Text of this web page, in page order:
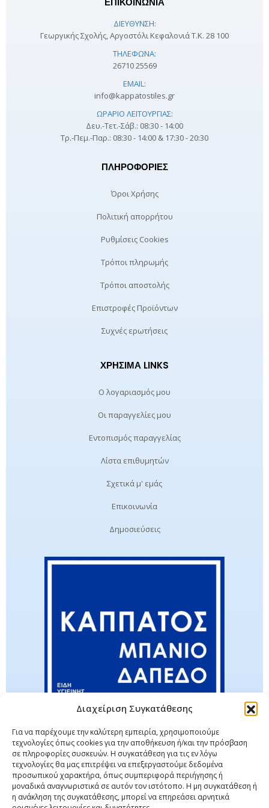
Διαχείριση Συγκατάθεσης
Για να παρέχουμε την καλύτερη εμπειρία, χρησιμοποιούμε
τεχνολογίες όπως cookies για την αποθήκευση ή/και την πρόσβαση
σε πληροφορίες συσκευών. Η συγκατάθεση για τις εν λόγω
τεχνολογίες θα μας επιτρέψει να επεξεργαστούμε δεδομένα
προσωπικού χαρακτήρα, όπως συμπεριφορά περιήγησης ή
μοναδικά αναγνωριστικά σε αυτόν τον ιστότοπο. Η μη συγκατάθεση ή
η ανάκληση της συγκατάθεσης, μπορεί να επηρεάσει αρνητικά
ΔΙΕΎΘΥΝΣΗ:
Γεωργικής Σχολής, Αργοστόλι Κεφαλονιά Τ.Κ. 28 100
ΤΗΛΈΦΩΝΑ:
26710 25569
EMAIL:
info@kappatostiles.gr
ΩΡΆΡΙΟ ΛΕΙΤΟΥΡΓΊΑΣ:
Δευ.-Τετ.-Σάβ.: 08:30 - 14:00
Τρ.-Πεμ.-Παρ.: 08:30 - 14:00 & 17:30 - 20:30
ΠΛΗΡΟΦΟΡΊΕΣ
Όροι Χρήσης
Πολιτική απορρήτου
Ρυθμίσεις Cookies
Τρόποι πληρωμής
Τρόποι αποστολής
Επιστροφές Προϊόντων
Συχνές ερωτήσεις
ΧΡΉΣΙΜΑ LINKS
Ο λογαριασμός μου
Οι παραγγελίες μου
Εντοπισμός παραγγελίας
Λίστα επιθυμητών
Σχετικά μ' εμάς
Επικοινωνία
Δημοσιεύσεις